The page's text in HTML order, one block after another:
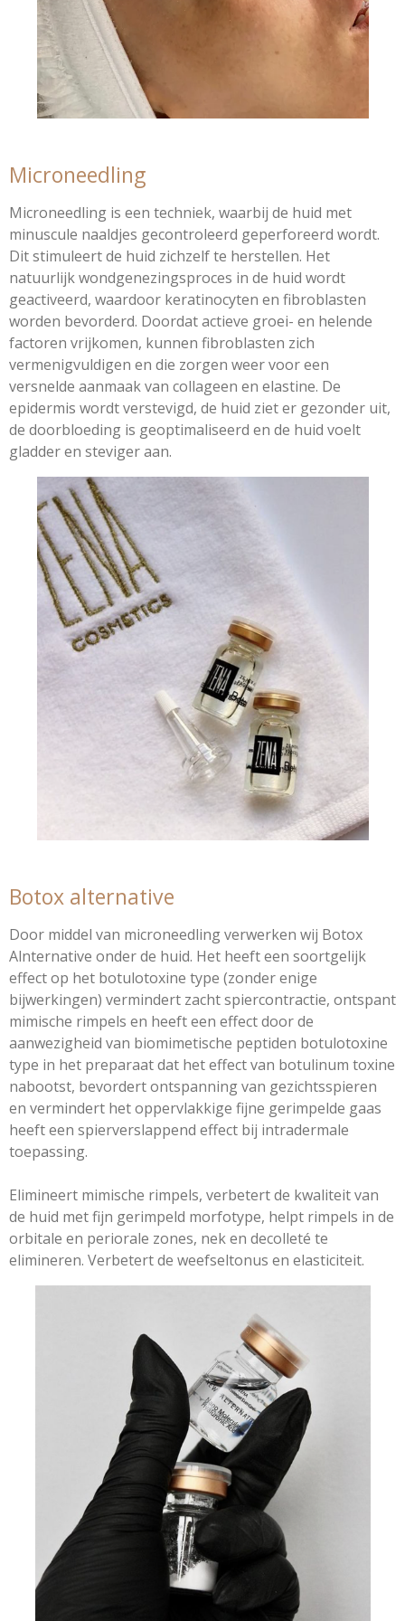
Microneedling
Microneedling is een techniek, waarbij de huid met
minuscule naaldjes gecontroleerd geperforeerd wordt.
Dit stimuleert de huid zichzelf te herstellen. Het
natuurlijk wondgenezingsproces in de huid wordt
geactiveerd, waardoor keratinocyten en fibroblasten
worden bevorderd. Doordat actieve groei- en helende
factoren vrijkomen, kunnen fibroblasten zich
vermenigvuldigen en die zorgen weer voor een
versnelde aanmaak van collageen en elastine. De
epidermis wordt verstevigd, de huid ziet er gezonder uit,
de doorbloeding is geoptimaliseerd en de huid voelt
gladder en steviger aan.
Botox alternative
Door middel van microneedling verwerken wij Botox
Alnternative onder de huid. Het heeft een soortgelijk
effect op het botulotoxine type (zonder enige
bijwerkingen) vermindert zacht spiercontractie, ontspant
mimische rimpels en heeft een effect door de
aanwezigheid van biomimetische peptiden botulotoxine
type in het preparaat dat het effect van botulinum toxine
nabootst, bevordert ontspanning van gezichtsspieren
en vermindert het oppervlakkige fijne gerimpelde gaas
heeft een spierverslappend effect bij intradermale
toepassing.
Elimineert mimische rimpels, verbetert de kwaliteit van
de huid met fijn gerimpeld morfotype, helpt rimpels in de
orbitale en periorale zones, nek en decolleté te
elimineren. Verbetert de weefseltonus en elasticiteit.